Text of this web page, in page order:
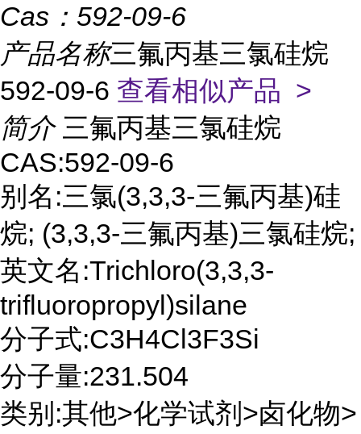
Cas： 592-09-6
产品名称三氟丙基三氯硅烷
592-09-6 查看相似产品 >
简介 三氟丙基三氯硅烷
CAS:592-09-6
别名:三氯(3,3,3-三氟丙基)硅
烷; (3,3,3-三氟丙基)三氯硅烷;
英文名:Trichloro(3,3,3-
trifluoropropyl)silane
分子式:C3H4Cl3F3Si
分子量:231.504
类别:其他>化学试剂>卤化物>